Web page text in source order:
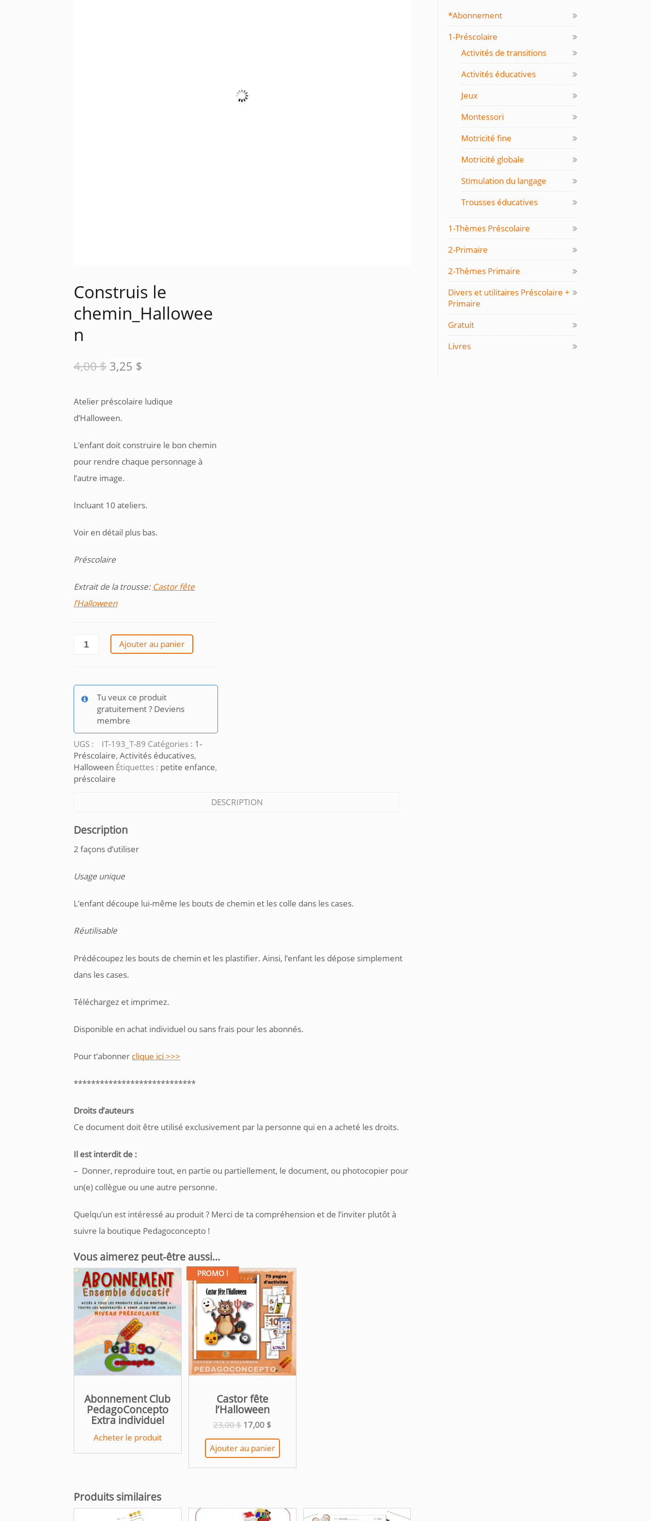
Construis le
chemin_Hallowee
n
4,00$ Le
4,00 $.
3,25 $
3,25 $.
Atelier préscolaire ludique
d’Halloween.
L’enfant doit construire le bon chemin
pour rendre chaque personnage à
l’autre image.
Incluant 10 ateliers.
Voir en détail plus bas.
Préscolaire
Extrait de la trousse: Castor fête
l’Halloween
quantité
chemin_Halloween
Ajouter au panier
Tu veux ce produit
gratuitement ? Deviens
membre
UGS : IT-193_T-89 Catégories : 1-
Préscolaire, Activités éducatives,
Halloween Étiquettes : petite enfance,
préscolaire
DESCRIPTION
Description
2 façons d’utiliser
Usage unique
L’enfant découpe lui-même les bouts de chemin et les colle dans les cases.
Réutilisable
Prédécoupez les bouts de chemin et les plastifier. Ainsi, l’enfant les dépose simplement
dans les cases.
Téléchargez et imprimez.
Disponible en achat individuel ou sans frais pour les abonnés.
Pour t’abonner clique ici >>>
****************************
Droits d’auteurs
Ce document doit être utilisé exclusivement par la personne qui en a acheté les droits.
Il est interdit de :
– Donner, reproduire tout, en partie ou partiellement, le document, ou photocopier pour
un(e) collègue ou une autre personne.
Quelqu’un est intéressé au produit ? Merci de ta compréhension et de l’inviter plutôt à
suivre la boutique Pedagoconcepto !
Vous aimerez peut-être aussi…
Abonnement Club
PedagoConcepto
Extra individuel
Acheter le produit
PROMO !
Castor fête
l’Halloween
23,00$ Le
prix
initial
était :
23,00 $.
17,00 $Le
actuel
est :
17,00 $.
Ajouter au panier
Produits similaires
*Abonnement
1-Préscolaire
Activités de transitions
Activités éducatives
Jeux
Montessori
Motricité fine
Motricité globale
Stimulation du langage
Trousses éducatives
1-Thèmes Préscolaire
2-Primaire
2-Thèmes Primaire
Divers et utilitaires Préscolaire +
Primaire
Gratuit
Livres